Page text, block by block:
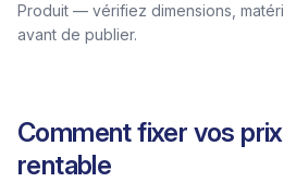
Produit — vérifiez dimensions,
avant de publier.
Comment fixer vos
rentable